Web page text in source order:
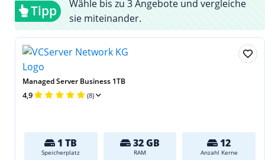
Tipp
Wähle bis zu 3 Angebote und vergleiche
sie miteinander.
Managed Server Business 1TB
4,9 (8)
1 TB
Speicherplatz
32 GB
RAM
12
Anzahl Kerne